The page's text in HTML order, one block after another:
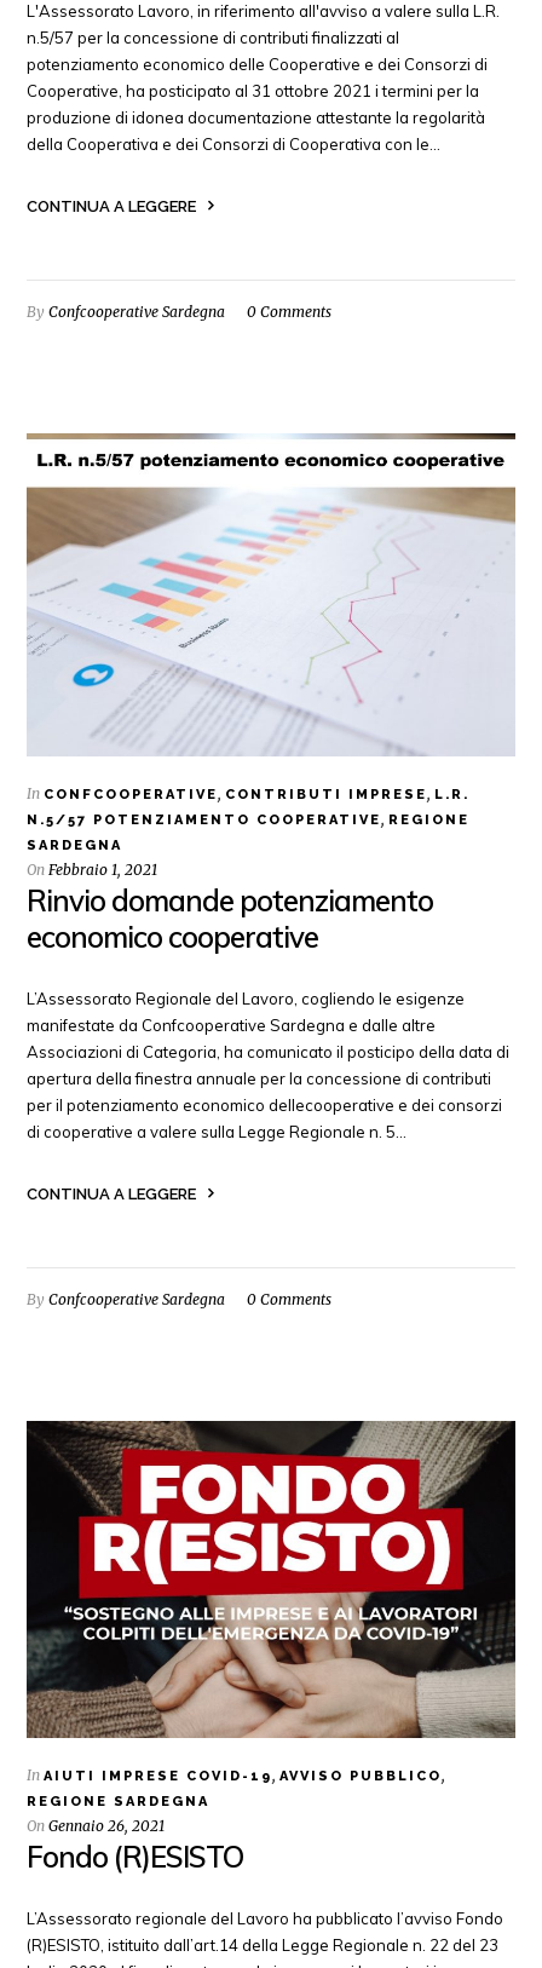
L'Assessorato Lavoro, in riferimento all'avviso a valere sulla L.R.
n.5/57 per la concessione di contributi finalizzati al
potenziamento economico delle Cooperative e dei Consorzi di
Cooperative, ha posticipato al 31 ottobre 2021 i termini per la
produzione di idonea documentazione attestante la regolarità
della Cooperativa e dei Consorzi di Cooperativa con le…
CONTINUA A LEGGERE
ByConfcooperative Sardegna 0 Comments
In CONFCOOPERATIVE, CONTRIBUTI IMPRESE, L.R.
N.5/57 POTENZIAMENTO COOPERATIVE, REGIONE
SARDEGNA
On Febbraio 1, 2021
Rinvio domande potenziamento
economico cooperative
L’Assessorato Regionale del Lavoro, cogliendo le esigenze
manifestate da Confcooperative Sardegna e dalle altre
Associazioni di Categoria, ha comunicato il posticipo della data di
apertura della finestra annuale per la concessione di contributi
per il potenziamento economico dellecooperative e dei consorzi
di cooperative a valere sulla Legge Regionale n. 5…
CONTINUA A LEGGERE
ByConfcooperative Sardegna 0 Comments
InAIUTI IMPRESE COVID-19,AVVISO PUBBLICO,
REGIONE SARDEGNA
OnGennaio 26, 2021
Fondo (R)ESISTO
L’Assessorato regionale del Lavoro ha pubblicato l’avviso Fondo
(R)ESISTO, istituito dall’art.14 della Legge Regionale n. 22 del 23